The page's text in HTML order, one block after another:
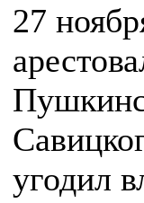
27
угодил